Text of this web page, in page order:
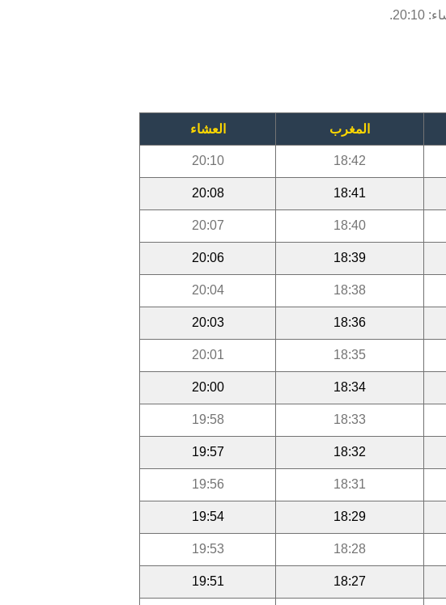
المغرب العشاء
18:42
20:10
18:41
20:08
18:40
20:07
18:39
20:06
18:38
20:04
18:36
20:03
18:35
20:01
18:34
20:00
18:33
19:58
18:32
19:57
18:31
19:56
18:29
19:54
18:28
19:53
18:27
19:51